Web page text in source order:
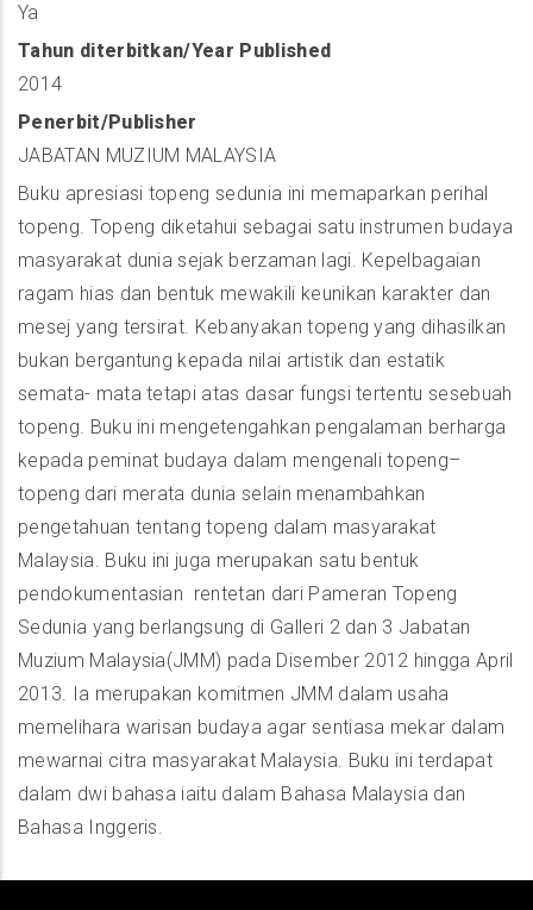
Ya
Tahun diterbitkan/Year Published
2014
Penerbit/Publisher
JABATAN MUZIUM MALAYSIA
Buku apresiasi topeng sedunia ini memaparkan perihal
topeng. Topeng diketahui sebagai satu instrumen budaya
masyarakat dunia sejak berzaman lagi. Kepelbagaian
ragam hias dan bentuk mewakili keunikan karakter dan
mesej yang tersirat. Kebanyakan topeng yang dihasilkan
bukan bergantung kepada nilai artistik dan estatik
semata- mata tetapi atas dasar fungsi tertentu sesebuah
topeng. Buku ini mengetengahkan pengalaman berharga
kepada peminat budaya dalam mengenali topeng–
topeng dari merata dunia selain menambahkan
pengetahuan tentang topeng dalam masyarakat
Malaysia. Buku ini juga merupakan satu bentuk
pendokumentasian rentetan dari Pameran Topeng
Sedunia yang berlangsung di Galleri 2 dan 3 Jabatan
Muzium Malaysia(JMM) pada Disember 2012 hingga April
2013. Ia merupakan komitmen JMM dalam usaha
memelihara warisan budaya agar sentiasa mekar dalam
mewarnai citra masyarakat Malaysia. Buku ini terdapat
dalam dwi bahasa iaitu dalam Bahasa Malaysia dan
Bahasa Inggeris.